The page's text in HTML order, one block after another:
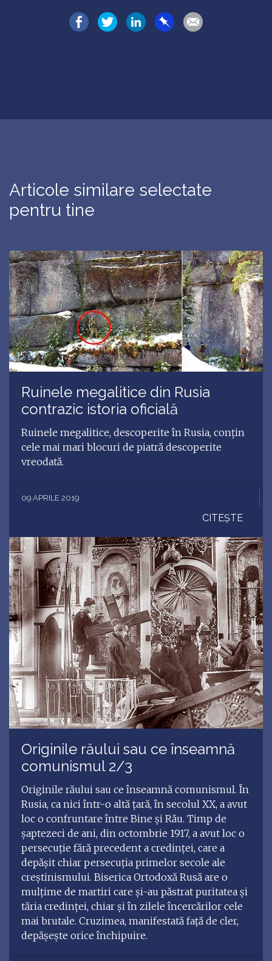
Articole similare selectate
pentru tine
Ruinele megalitice din Rusia
contrazic istoria oficială
Ruinele megalitice, descoperite în Rusia, conţin
cele mai mari blocuri de piatră descoperite
vreodată.
09 APRILE 2019
CITEȘTE
Originile răului sau ce înseamnă
comunismul 2/3
Originile răului sau ce înseamnă comunismul. În
Rusia, ca nici într-o altă țară, în secolul XX, a avut
loc o confruntare între Bine și Rău. Timp de
șaptezeci de ani, din octombrie 1917, a avut loc o
persecuție fără precedent a credinței, care a
depășit chiar persecuția primelor secole ale
creștinismului. Biserica Ortodoxă Rusă are o
mulțime de martiri care și-au păstrat puritatea și
tăria credinței, chiar și în zilele încercărilor cele
mai brutale. Cruzimea, manifestată față de cler,
depășește orice închipuire.